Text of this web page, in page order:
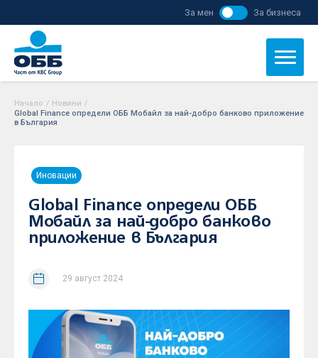
За мен За бизнеса
Начало / Новини /
Global Finance определи ОББ Мобайл за най-добро банково приложение
в България
Иновации
Global Finance определи ОББ
Мобайл за най-добро банково
приложение в България
29 август 2024